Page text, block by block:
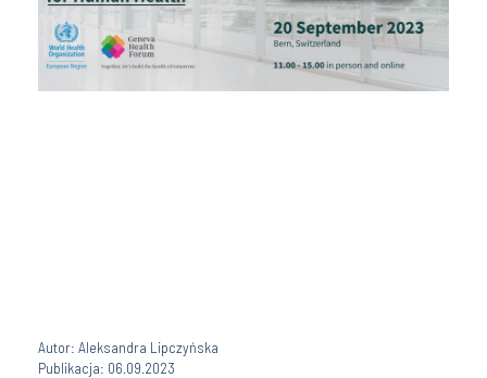
Autor: Aleksandra Lipczyńska
Publikacja: 06.09.2023